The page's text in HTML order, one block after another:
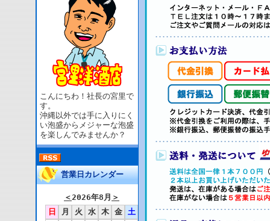
こんにちわ！社長の宮里で
す。
沖縄以外では手に入りにく
い泡盛からメジャーな泡盛
を楽しんでみませんか？
営業日カレンダー
＜2026年8月 ＞
日
月 火 水 木 金
土